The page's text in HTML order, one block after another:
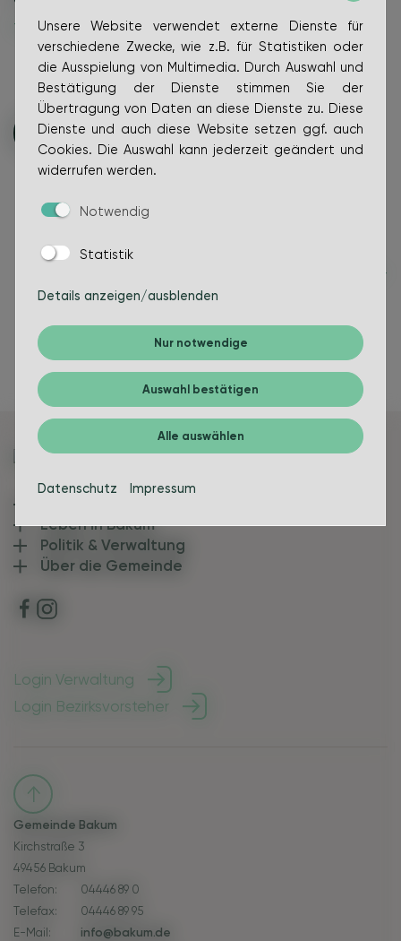
ferienpass@bakum.de
zurück zur Übersicht
Leben in Bakum
Politik & Verwaltung
Über die Gemeinde
Login Verwaltung
Login Bezirksvorsteher
Gemeinde Bakum
Kirchstraße 3
49456 Bakum
Telefon:
04446 89 0
Telefax:
04446 89 95
E-Mail:
info@bakum.de
Unsere Website verwendet externe Dienste für
verschiedene Zwecke, wie z.B. für Statistiken oder
die Ausspielung von Multimedia. Durch Auswahl und
Bestätigung der Dienste stimmen Sie der
Übertragung von Daten an diese Dienste zu. Diese
Dienste und auch diese Website setzen ggf. auch
Cookies. Die Auswahl kann jederzeit geändert und
widerrufen werden.
Notwendig
Statistik
Details anzeigen/ausblenden
Nur notwendige
Auswahl bestätigen
Alle auswählen
Datenschutz Impressum